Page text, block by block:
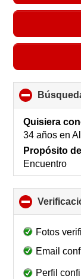
Quisiera
34 añosen
Propósito
Encuentro
Fotos
Email
Perfil